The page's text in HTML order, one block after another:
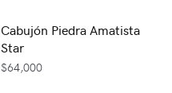
Cabujón Piedra Amatista
Star
$64,000